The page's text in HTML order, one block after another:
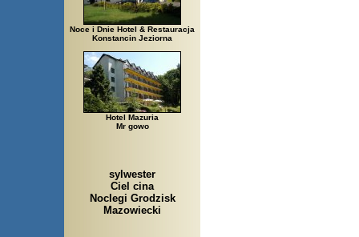
Noce i Dnie Hotel & Restauracja
Konstancin Jeziorna
Hotel Mazuria
Mr gowo
sylwester
Ciel cina
Noclegi Grodzisk
Mazowiecki